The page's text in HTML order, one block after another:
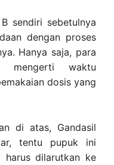
sendiri sebetulnya
dengan proses
Hanya saja, para
mengerti waktu
dosis yang
di atas, Gandasil
tentu pupuk ini
harus dilarutkan ke